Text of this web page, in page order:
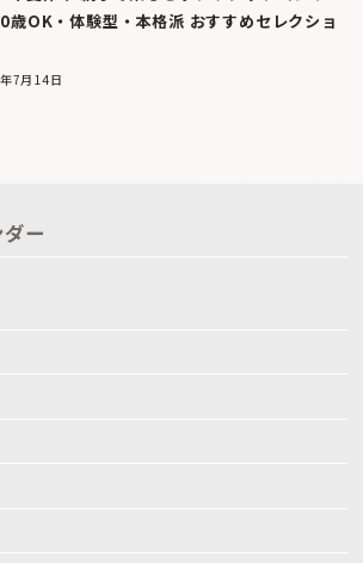
0歳OK・体験型・本格派 おすすめセレクショ
7月14日
ー